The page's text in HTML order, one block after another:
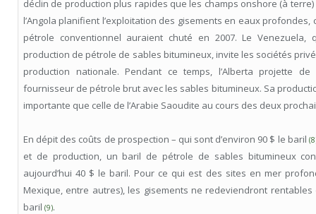
déclin de production plus rapides que les champs onshore (à
l’Angola planifient l’exploitation des gisements en eaux
pétrole conventionnel auraient chuté en 2007. Le Venezuela,
production de pétrole de sables bitumineux, invite les sociétés
production nationale. Pendant ce temps, l’Alberta projette
fournisseur de pétrole brut avec les sables bitumineux. Sa
importante que celle de l’Arabie Saoudite au cours des deux
En dépit des coûts de prospection – qui sont d’environ 90 $ le baril
et de production, un baril de pétrole de sables bitumineux
aujourd’hui 40 $ le baril. Pour ce qui est des sites en mer
Mexique, entre autres), les gisements ne redeviendront rentables
baril (9).